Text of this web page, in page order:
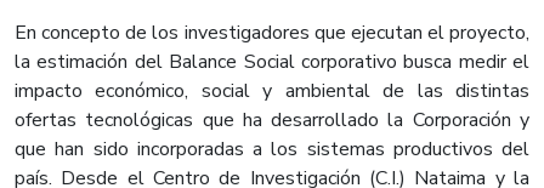
En concepto de los investigadores que ejecutan el proyecto,
la estimación del Balance Social corporativo busca medir el
impacto económico, social y ambiental de las distintas
ofertas tecnológicas que ha desarrollado la Corporación y
que han sido incorporadas a los sistemas productivos del
país. Desde el Centro de Investigación (C.I.) Nataima y la